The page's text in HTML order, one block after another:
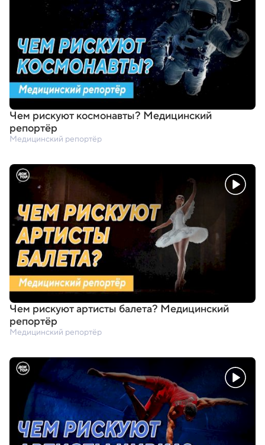
Чем рискуют космонавты? Медицинский
репортёр
Медицинский репортёр
Чем рискуют артисты балета? Медицинский
репортёр
Медицинский репортёр